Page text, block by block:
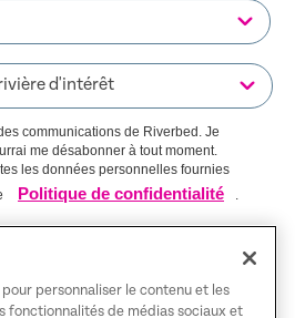
communications de Riverbed. Je
me désabonner à tout moment.
les données personnelles fournies
Politique de confidentialité
personnaliser le contenu et les
fonctionnalités de médias sociaux et